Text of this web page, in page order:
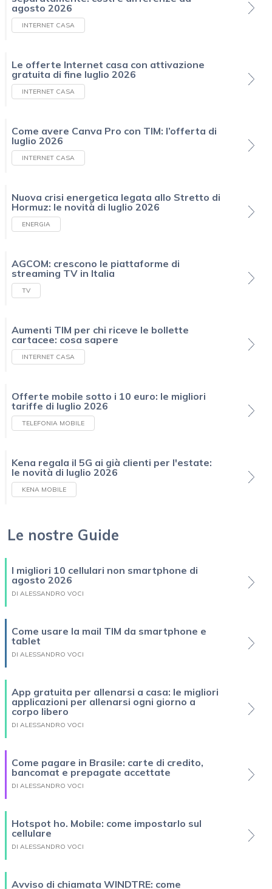
agosto 2026
INTERNET CASA
Le offerte Internet casa con attivazione
gratuita di fine luglio 2026
INTERNET CASA
Come avere Canva Pro con TIM: l’offerta di
luglio 2026
INTERNET CASA
Nuova crisi energetica legata allo Stretto di
Hormuz: le novità di luglio 2026
ENERGIA
AGCOM: crescono le piattaforme di
streaming TV in Italia
TV
Aumenti TIM per chi riceve le bollette
cartacee: cosa sapere
INTERNET CASA
Offerte mobile sotto i 10 euro: le migliori
tariffe di luglio 2026
TELEFONIA MOBILE
Kena regala il 5G ai già clienti per l'estate:
le novità di luglio 2026
KENA MOBILE
Le nostre Guide
I migliori 10 cellulari non smartphone di
agosto 2026
DI ALESSANDRO VOCI
Come usare la mail TIM da smartphone e
tablet
DI ALESSANDRO VOCI
App gratuita per allenarsi a casa: le migliori
applicazioni per allenarsi ogni giorno a
corpo libero
DI ALESSANDRO VOCI
Come pagare in Brasile: carte di credito,
bancomat e prepagate accettate
DI ALESSANDRO VOCI
Hotspot ho. Mobile: come impostarlo sul
cellulare
DI ALESSANDRO VOCI
Avviso di chiamata WINDTRE: come